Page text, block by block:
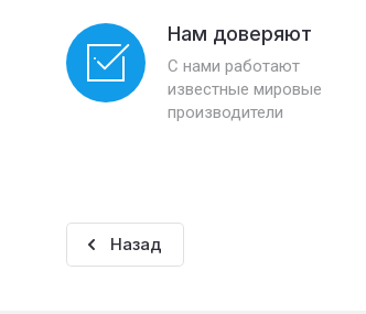
Нам доверяют
С нами работают
известные мировые
производители
Назад